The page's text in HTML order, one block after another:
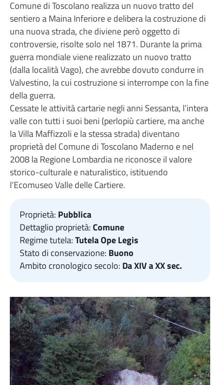
Comune di Toscolano realizza un nuovo tratto del
sentiero a Maina Inferiore e delibera la costruzione di
una nuova strada, che diviene però oggetto di
controversie, risolte solo nel 1871. Durante la prima
guerra mondiale viene realizzato un nuovo tratto
(dalla località Vago), che avrebbe dovuto condurre in
Valvestino, la cui costruzione si interrompe con la fine
della guerra.
Cessate le attività cartarie negli anni Sessanta, l’intera
valle con tutti i suoi beni (perlopiù cartiere, ma anche
la Villa Maffizzoli e la stessa strada) diventano
proprietà del Comune di Toscolano Maderno e nel
2008 la Regione Lombardia ne riconosce il valore
storico-culturale e naturalistico, istituendo
l’Ecomuseo Valle delle Cartiere.
Proprietà: Pubblica
Dettaglio proprietà:Comune
Regime tutela:Tutela Ope Legis
Stato di conservazione: Buono
Ambito cronologico secolo: Da XIV a XX sec.